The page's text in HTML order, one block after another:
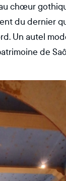
chœur
du dernier
Un autel
de